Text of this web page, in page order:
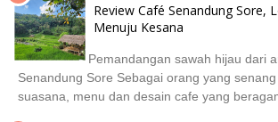
Review Café Senandung Sore,
Menuju Kesana
Pemandangan sawah hijau dari
Senandung Sore Sebagai orang yang
suasana, menu dan desain cafe yang